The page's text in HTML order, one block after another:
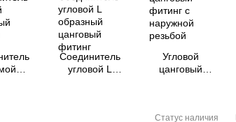
Соединитель
угловой L
Угловой
цанговый
Статус наличия